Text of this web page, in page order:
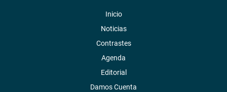
Inicio
Noticias
Contrastes
Agenda
Editorial
Damos Cuenta